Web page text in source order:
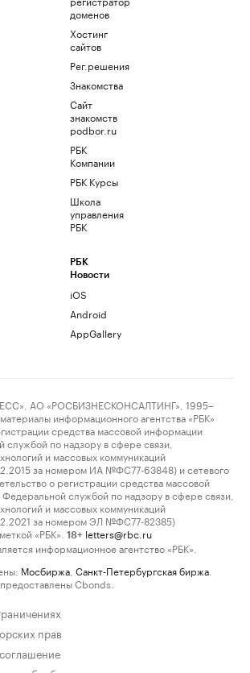
доменов
Хостинг
сайтов
Рег.решения
Знакомства
Сайт
знакомств
podbor.ru
РБК
Компании
РБК Курсы
Школа
управления
РБК
РБК
Новости
iOS
Android
AppGallery
АО «РОСБИЗНЕСКОНСАЛТИНГ», 1995–
информационного агентства «РБК»
средства массовой информации
службой по надзору в сфере связи,
и массовых коммуникаций
за номером ИА №ФС77-63848) и сетевого
о регистрации средства массовой
службой по надзору в сфере связи,
и массовых коммуникаций
за номером ЭЛ №ФС77-82385)
«РБК».
18+ letters@rbc.ru
информационное агентство «РБК».
Мосбиржа Санкт-Петербургская биржа
Cbonds.
прав